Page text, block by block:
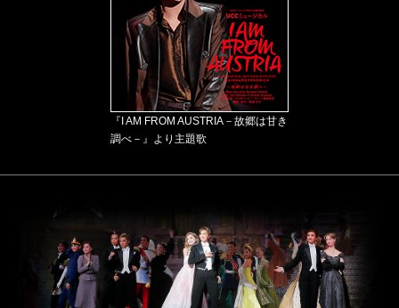
『I AM FROM AUSTRIA－故郷は甘き
調べ－』より主題歌